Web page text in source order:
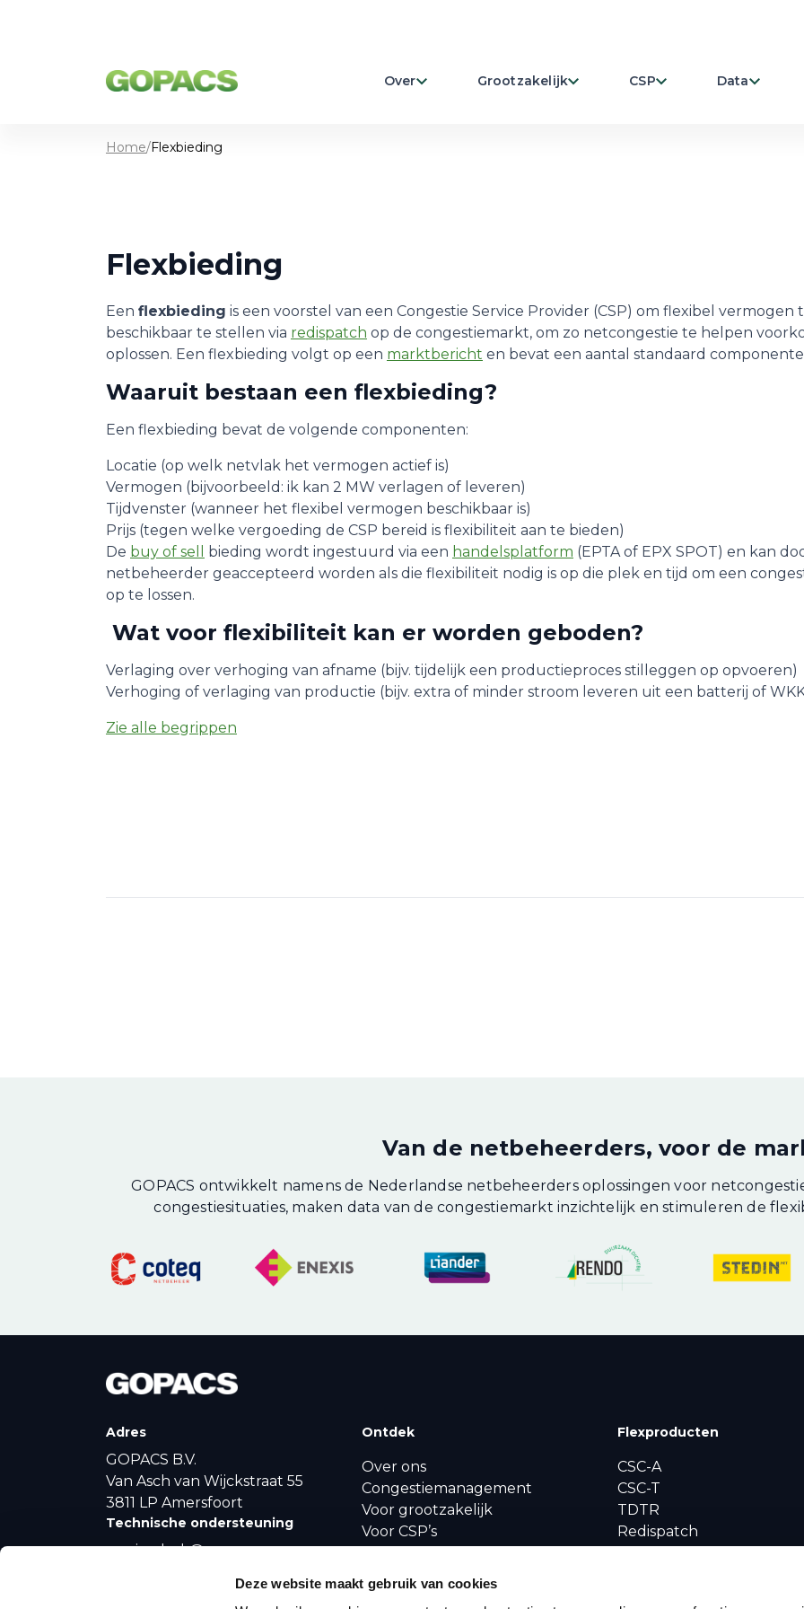
Deze website maakt gebruik van cookies
Over Grootzakelijk CSP Data
Home/Flexbieding
Flexbieding
Een flexbieding is een voorstel van een Congestie Service Provider (CSP) om flexibel vermogen
beschikbaar te stellen via redispatch op de congestiemarkt, om zo netcongestie te helpen
oplossen. Een flexbieding volgt op een marktbericht en bevat een aantal standaard
Waaruit bestaan een flexbieding?
Een flexbieding bevat de volgende componenten:
Locatie (op welk netvlak het vermogen actief is)
Vermogen (bijvoorbeeld: ik kan 2 MW verlagen of leveren)
Tijdvenster (wanneer het flexibel vermogen beschikbaar is)
Prijs (tegen welke vergoeding de CSP bereid is flexibiliteit aan te bieden)
De buy of sell bieding wordt ingestuurd via een handelsplatform (EPTA of EPX SPOT) en kan
netbeheerder geaccepteerd worden als die flexibiliteit nodig is op die plek en tijd om een
op te lossen.
Wat voor flexibiliteit kan er worden geboden?
Verlaging over verhoging van afname (bijv. tijdelijk een productieproces stilleggen op opvoeren)
Verhoging of verlaging van productie (bijv. extra of minder stroom leveren uit een batterij of
Zie alle begrippen
Van de netbeheerders, voor de
GOPACS ontwikkelt namens de Nederlandse netbeheerders oplossingen voor
congestiesituaties, maken data van de congestiemarkt inzichtelijk en stimuleren de
Adres
GOPACS B.V.
Van Asch van Wijckstraat 55
3811 LP Amersfoort
Technische ondersteuning
servicedesk@gopacs.eu
Ontdek
Over ons
Congestiemanagement
Voor grootzakelijk
Voor CSP’s
Congestiedata
Nieuws
Flexproducten
CSC-A
CSC-T
TDTR
Redispatch